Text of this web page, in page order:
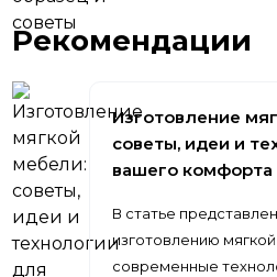
Рекомендации
Изготовление
советы, идеи и
вашего комфорта
В статье
изготовлению
современные